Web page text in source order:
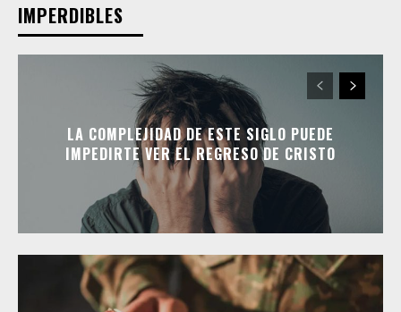
IMPERDIBLES
LA COMPLEJIDAD DE ESTE SIGLO PUEDE
IMPEDIRTE VER EL REGRESO DE CRISTO